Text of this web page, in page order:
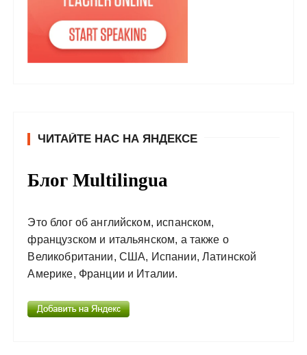
ЧИТАЙТЕ НАС НА ЯНДЕКСЕ
Блог Multilingua
Это блог об английском, испанском,
французском и итальянском, а также о
Великобритании, США, Испании, Латинской
Америке, Франции и Италии.